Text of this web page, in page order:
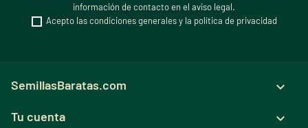
información de contacto en el aviso legal.
Acepto las condiciones generales y la política de privacidad
SemillasBaratas.com 
Tu cuenta 